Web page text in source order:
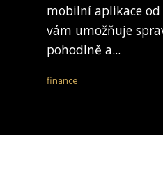
mobilní aplikace
vám umožňuje
pohodlně a...
finance